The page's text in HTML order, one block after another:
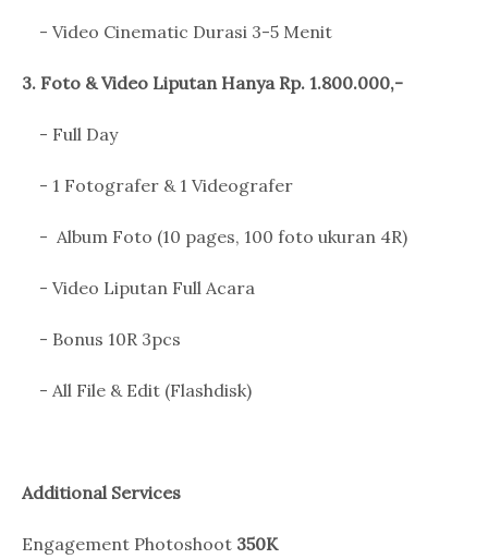
- Video Cinematic Durasi 3-5 Menit
3. Foto & Video Liputan Hanya Rp. 1.800.000,-
- Full Day
- 1 Fotografer & 1 Videografer
- Album Foto (10 pages, 100 foto ukuran 4R)
- Video Liputan Full Acara
- Bonus 10R 3pcs
- All File & Edit (Flashdisk)
Additional Services
Engagement Photoshoot 350K